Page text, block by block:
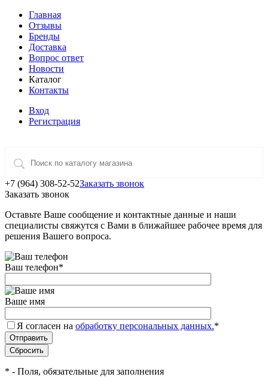
Главная
Отзывы
Бренды
Доставка
Вопрос ответ
Новости
Каталог
Контакты
Вход
Регистрация
+7 (964) 308-52-52Заказать звонок
Заказать звонок
Оставьте Ваше сообщение и контактные данные и наши
специалисты свяжутся с Вами в ближайшее рабочее время для
решения Вашего вопроса.
Ваш телефон*
Ваше имя
Я согласен на обработку персональных данных.*
* - Поля, обязательные для заполнения